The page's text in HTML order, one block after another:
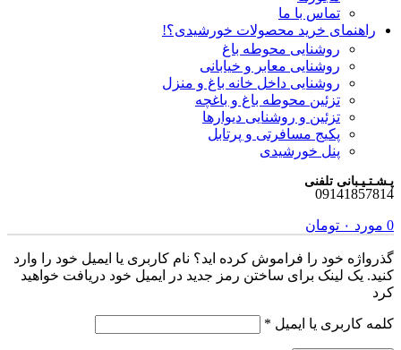
تماس با ما
راهنمای خرید محصولات خورشیدی؟!
روشنایی محوطه باغ
روشنایی معابر و خیابانی
روشنایی داخل خانه باغ و منزل
تزئین محوطه باغ و باغچه
تزئین و روشنایی دیوارها
پکیج مسافرتی و پرتابل
پنل خورشیدی
پـشـتـیـبانی تلفنی
09141857814
0 مورد ۰ تومان
گذرواژه خود را فراموش کرده اید؟ نام کاربری یا ایمیل خود را وارد
کنید. یک لینک برای ساختن رمز جدید در ایمیل خود دریافت خواهید
کرد
کلمه کاربری یا ایمیل *